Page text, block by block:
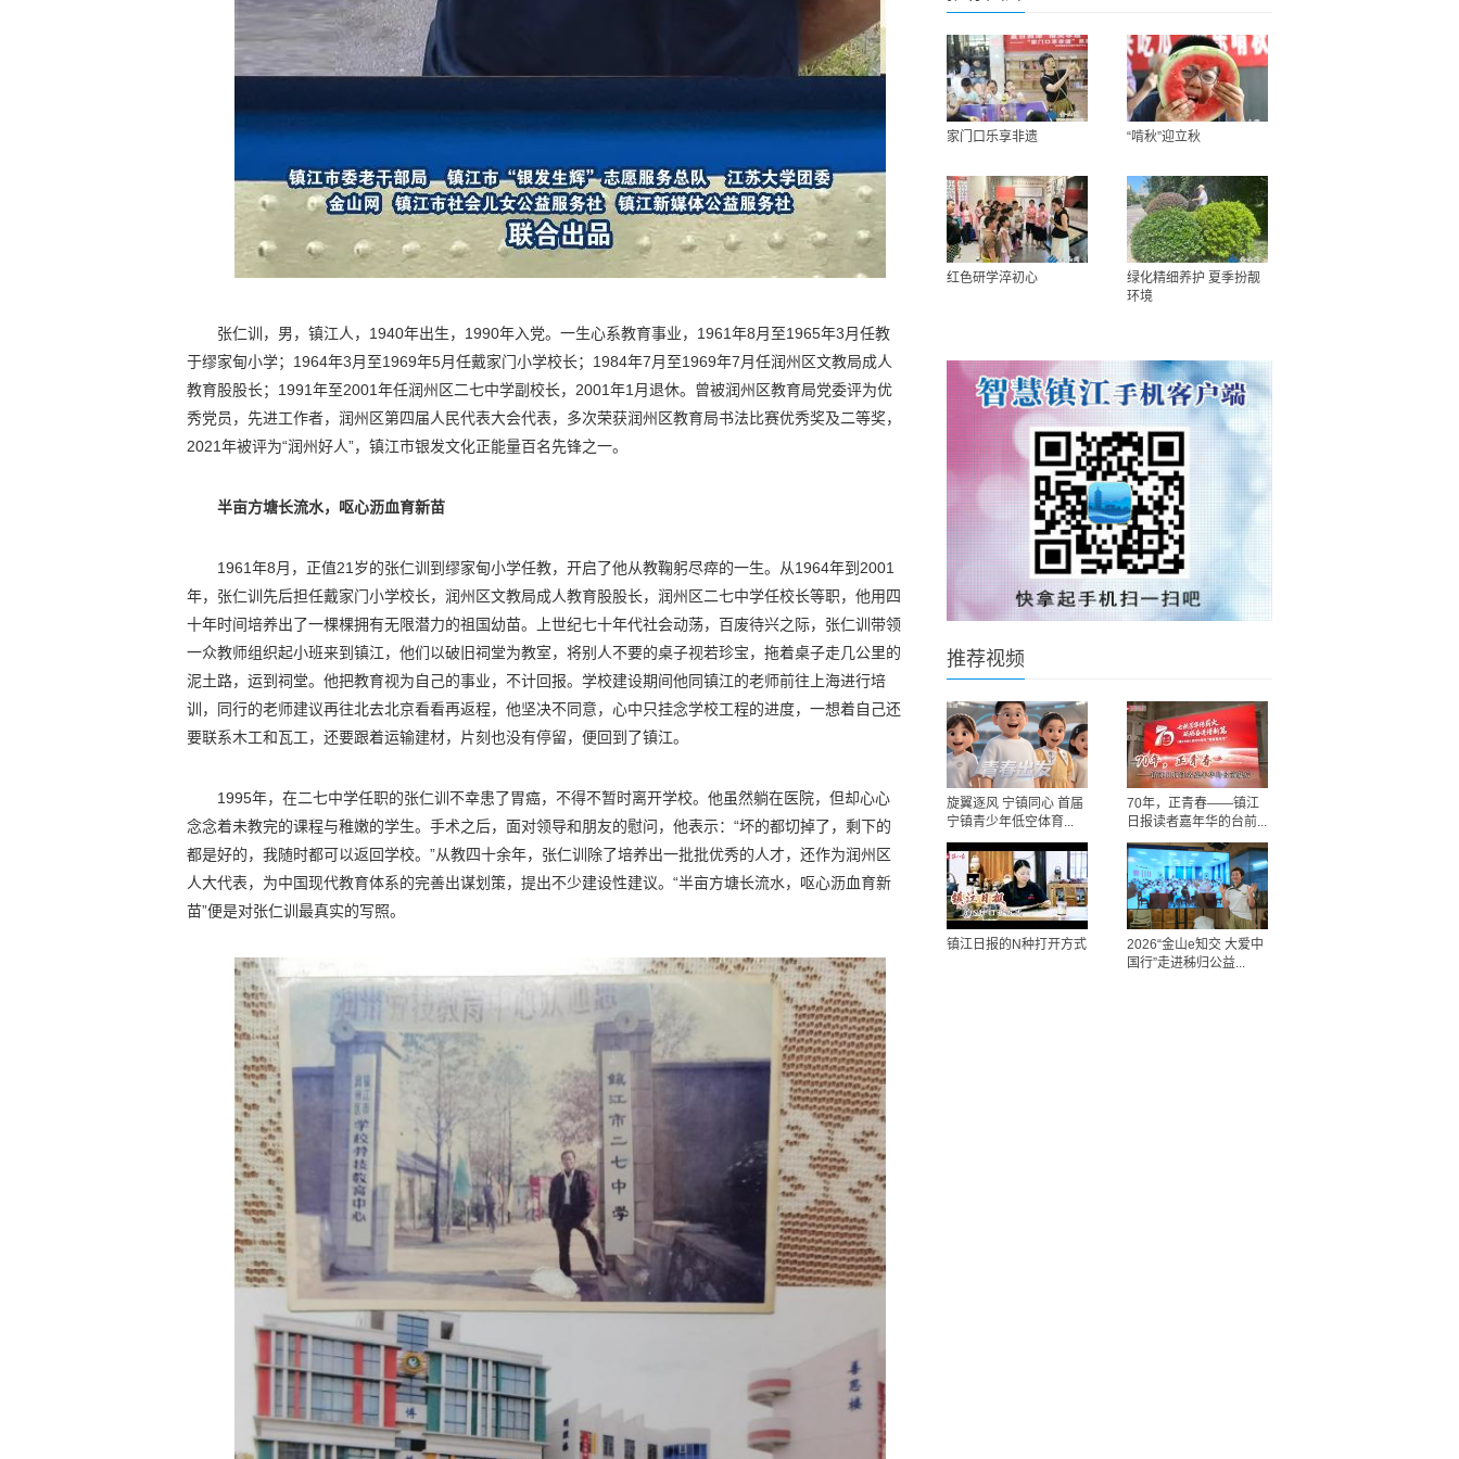
张仁训，男，镇江人，1940年出生，1990年入党。一生心系教育事业，1961年8月至1965年3月任教
于缪家甸小学；1964年3月至1969年5月任戴家门小学校长；1984年7月至1969年7月任润州区文教局成人
教育股股长；1991年至2001年任润州区二七中学副校长，2001年1月退休。曾被润州区教育局党委评为优
秀党员，先进工作者，润州区第四届人民代表大会代表，多次荣获润州区教育局书法比赛优秀奖及二等奖，
2021年被评为“润州好人”，镇江市银发文化正能量百名先锋之一。
半亩方塘长流水，呕心沥血育新苗
1961年8月，正值21岁的张仁训到缪家甸小学任教，开启了他从教鞠躬尽瘁的一生。从1964年到2001
年，张仁训先后担任戴家门小学校长，润州区文教局成人教育股股长，润州区二七中学任校长等职，他用四
十年时间培养出了一棵棵拥有无限潜力的祖国幼苗。上世纪七十年代社会动荡，百废待兴之际，张仁训带领
一众教师组织起小班来到镇江，他们以破旧祠堂为教室，将别人不要的桌子视若珍宝，拖着桌子走几公里的
泥土路，运到祠堂。他把教育视为自己的事业，不计回报。学校建设期间他同镇江的老师前往上海进行培
训，同行的老师建议再往北去北京看看再返程，他坚决不同意，心中只挂念学校工程的进度，一想着自己还
要联系木工和瓦工，还要跟着运输建材，片刻也没有停留，便回到了镇江。
1995年，在二七中学任职的张仁训不幸患了胃癌，不得不暂时离开学校。他虽然躺在医院，但却心心
念念着未教完的课程与稚嫩的学生。手术之后，面对领导和朋友的慰问，他表示：“坏的都切掉了，剩下的
都是好的，我随时都可以返回学校。”从教四十余年，张仁训除了培养出一批批优秀的人才，还作为润州区
人大代表，为中国现代教育体系的完善出谋划策，提出不少建设性建议。“半亩方塘长流水，呕心沥血育新
苗”便是对张仁训最真实的写照。
家门口乐享非遗 “啃秋”迎立秋
红色研学淬初心
绿化精细养护 夏季扮靓
环境
推荐视频
旋翼逐风 宁镇同心 首届
宁镇青少年低空体育...
70年，正青春——镇江
日报读者嘉年华的台前...
镇江日报的N种打开方式
2026“金山e知交 大爱中
国行”走进秭归公益...